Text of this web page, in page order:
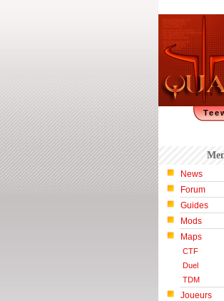
News
Forum
Guides
Mods
Maps
CTF
Duel
TDM
Joueurs